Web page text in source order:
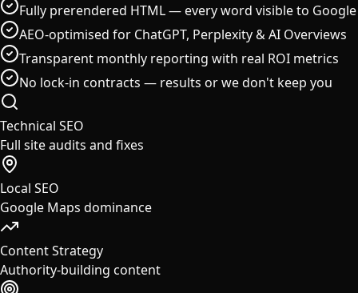
Fully prerendered HTML — every word visible to Google
AEO-optimised for ChatGPT, Perplexity & AI Overviews
Transparent monthly reporting with real ROI metrics
No lock-in contracts — results or we don't keep you
Technical SEO
Full site audits and fixes
Local SEO
Google Maps dominance
Content Strategy
Authority-building content